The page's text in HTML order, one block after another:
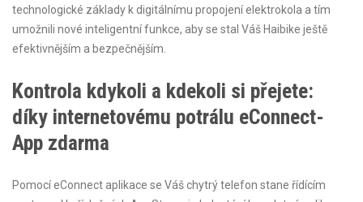
technologické základy k digitálnímu propojení elektrokola a tím
umožnili nové inteligentní funkce, aby se stal Váš Haibike ještě
efektivnějším a bezpečnějším.
Kontrola kdykoli a kdekoli si přejete:
díky internetovému potrálu eConnect-
App zdarma
Pomocí eConnect aplikace se Váš chytrý telefon stane řídícím